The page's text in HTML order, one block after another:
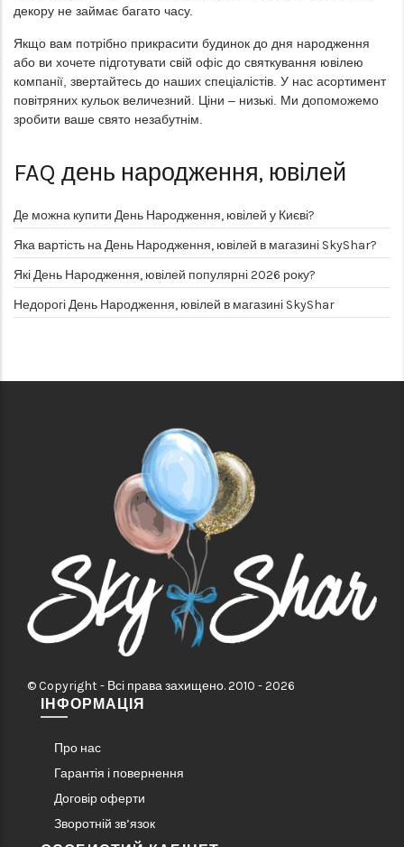
декору не займає багато часу.
Якщо вам потрібно прикрасити будинок до дня народження
або ви хочете підготувати свій офіс до святкування ювілею
компанії, звертайтесь до наших спеціалістів. У нас асортимент
повітряних кульок величезний. Ціни – низькі. Ми допоможемо
зробити ваше свято незабутнім.
FAQ день народження, ювілей
Де можна купити День Народження, ювілей у Києві?
Яка вартість на День Народження, ювілей в магазині SkyShar?
Які День Народження, ювілей популярні 2026 року?
Недорогі День Народження, ювілей в магазині SkyShar
© Copyright - Всі права захищено. 2010 - 2026
ІНФОРМАЦІЯ
Про нас
Гарантія і повернення
Договір оферти
Зворотній зв’язок